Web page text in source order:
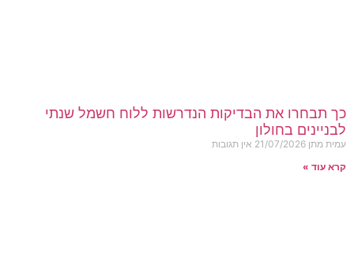
כך תבחרו את הבדיקות הנדרשות ללוח חשמל שנתי
לבניינים בחולון
עמית מתן 21/07/2026 אין תגובות
קרא עוד »